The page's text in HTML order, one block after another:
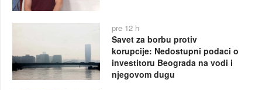
pre 12 h
Savet za borbu protiv
korupcije: Nedostupni podaci o
investitoru Beograda na vodi i
njegovom dugu